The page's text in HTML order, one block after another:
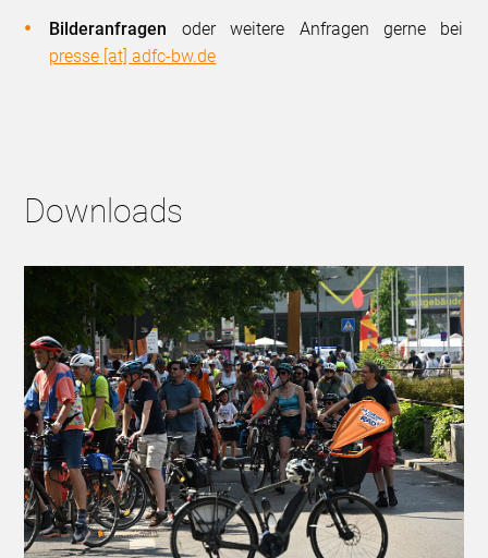
Bilderanfragen oder weitere Anfragen gerne bei
presse [at] adfc-bw.de
Downloads